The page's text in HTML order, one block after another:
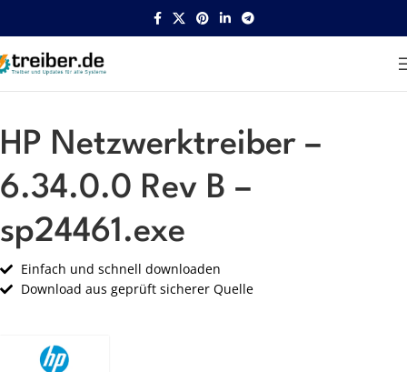
Startseite HP Netzwerk
HP Netzwerktreiber –
6.34.0.0 Rev B –
sp24461.exe
Einfach und schnell downloaden
Download aus geprüft sicherer Quelle